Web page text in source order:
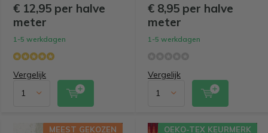
€ 12,95 per halve
meter
1-5 werkdagen
Vergelijk
€ 8,95 per halve
meter
1-5 werkdagen
Vergelijk
MEEST GEKOZEN OEKO-TEX KEURMERK